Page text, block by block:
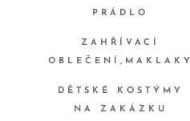
PRÁDLO
ZAHŘÍVACÍ
OBLEČENÍ,MAKLAKY
DĚTSKÉ KOSTÝMY
NA ZAKÁZKU